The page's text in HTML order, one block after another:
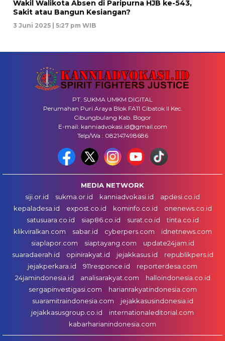
Wakil Walikota Absen di Paripurna HJB ke-543,
Sakit atau Bangun Kesiangan?
3 Juni 2025 | 5:27 pm WIB
PT. SUKMA UMKM DIGITAL
Perumahan Puri Araya Blok FA11 Cibatok II Kec.
Cibungbulang Kab. Bogor
E-mail: kanniadvokasi.id@gmail.com
Telp/Wa : 082147498686
MEDIA NETWORK
siji.or.id
sukma.or.id kanniadvokasi.id
apdesi.co.id
kepaladesa.id
expost.co.id kominfo.co.id
onenews.co.id
satusuara.co.id
siap86.co.id surat.co.id
tinta.co.id
klikviralkan.com
sabar.id cyberpers.com
idnetnews.com
siaplapor.com
siaptayang.com
update24jam.id
suaradaerah.id
opinirakyat.id jejakkasus.id
republikpers.id
jejakperkara.id
911responce.id
reporterdesa.com
24jamindonesia.id
analisarakyat.com
halloindonesia.co.id
sergapinvestigasi.com
harianrakyatindonesia.com
suaramitraindonesia.com
jejakkasusindonesia.id
jejakkasusgroup.co.id
internationaleditorial.com
kabarharianindonesia.com